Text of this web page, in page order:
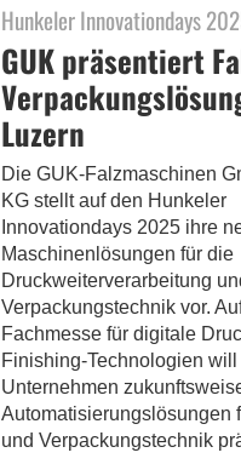
Hunkeler Innovationdays
GUK präsentiert
Luzern
Die GUK-Falzmaschinen
KG stellt auf den Hunkeler
Innovationdays 2025 ihre
Maschinenlösungen für die
Druckweiterverarbeitung
Verpackungstechnik vor.
Fachmesse für digitale
Finishing-Technologien will
Unternehmen
Automatisierungslösungen
und Verpackungstechnik